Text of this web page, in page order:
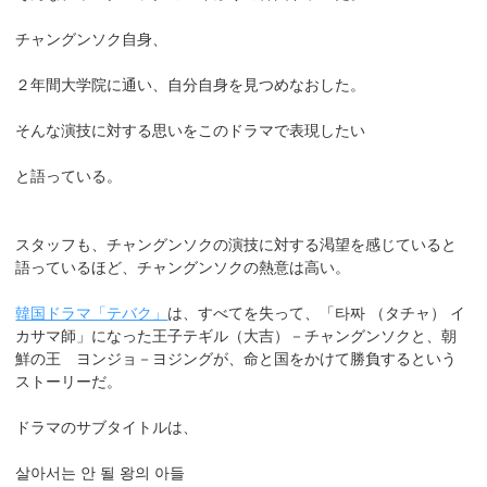
チャングンソク自身、
２年間大学院に通い、自分自身を見つめなおした。
そんな演技に対する思いをこのドラマで表現したい
と語っている。
スタッフも、チャングンソクの演技に対する渇望を感じていると
語っているほど、チャングンソクの熱意は高い。
韓国ドラマ「テバク」 は、すべてを失って、「타짜 （タチャ） イ
カサマ師」になった王子テギル（大吉）－チャングンソクと、朝
鮮の王 ヨンジョ－ヨジングが、命と国をかけて勝負するという
ストーリーだ。
ドラマのサブタイトルは、
살아서는 안 될 왕의 아들